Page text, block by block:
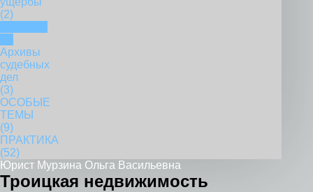
(2)
Архивы
судебных
дел
(3)
ОСОБЫЕ
ТЕМЫ
(9)
ПРАКТИКА
(52)
Юрист Мурзина Ольга Васильевна
Троицкая недвижимость